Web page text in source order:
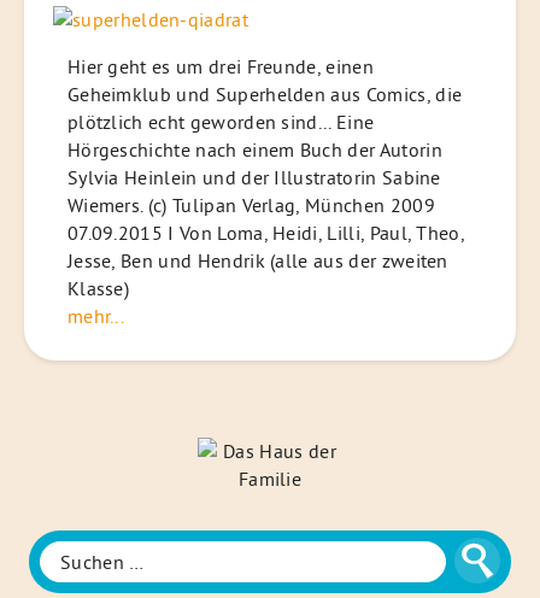
Hier geht es um drei Freunde, einen
Geheimklub und Superhelden aus Comics, die
plötzlich echt geworden sind... Eine
Hörgeschichte nach einem Buch der Autorin
Sylvia Heinlein und der Illustratorin Sabine
Wiemers. (c) Tulipan Verlag, München 2009
07.09.2015 I Von Loma, Heidi, Lilli, Paul, Theo,
Jesse, Ben und Hendrik (alle aus der zweiten
Klasse)
mehr...
Familie
Suche
Suchen
nach: